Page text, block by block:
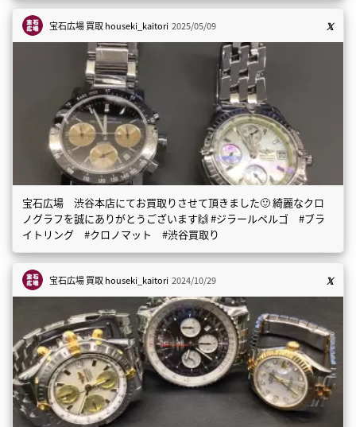
宝石広場 買取houseki_kaitori 2025/05/09
宝石広場 渋谷本店にてお買取りさせて頂きました🙂 綺麗なクロ
ノグラフを誠にありがとうございます🙌 #ジラールペルゴ #ブラ
イトリング #クロノマット #渋谷買取り
宝石広場 買取houseki_kaitori 2024/10/29